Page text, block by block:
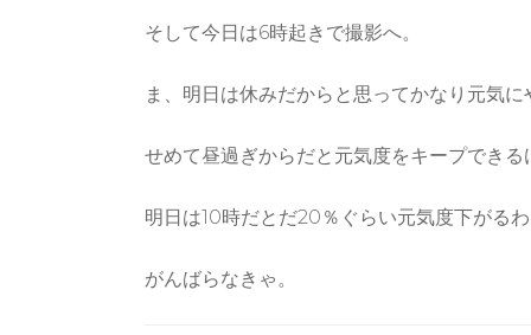
そして今日は6時起きで撮影へ。
ま、明日は休みだからと思ってかなり元気
せめて昼過ぎからだと元気度をキープできる
明日は10時だとだ20％ぐらい元気度下がるわ
がんばらなきゃ。